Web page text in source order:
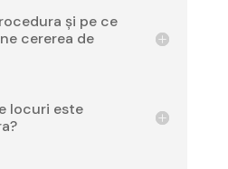
și pe ce
cererea de
locuri este